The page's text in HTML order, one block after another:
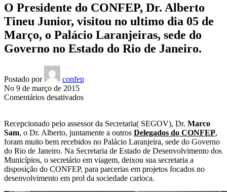
O Presidente do CONFEP, Dr. Alberto
Tineu Junior, visitou no ultimo dia 05 de
Março, o Palácio Laranjeiras, sede do
Governo no Estado do Rio de Janeiro.
Postado por
confep
No 9 de março de 2015
Comentários desativadosem
do
CONFEP,
Dr.
Alberto
Tineu
Junior,
visitou
Recepcionado pelo assessor da Secretaria( SEGOV), Dr. Marco
Sam, o Dr. Alberto, juntamente a outros Delegados do CONFEP,
foram muito bem recebidos no Palácio Laranjeira, sede do Governo
do Rio de Janeiro. Na Secretaria de Estado de Desenvolvimento dos
Municípios, o secretário em viagem, deixou sua secretaria a
disposição do CONFEP, para parcerias em projetos focados no
desenvolvimento em prol da sociedade carioca.